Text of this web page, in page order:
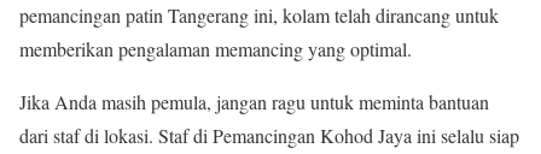
pemancingan patin Tangerang ini, kolam telah dirancang untuk
memberikan pengalaman memancing yang optimal.
Jika Anda masih pemula, jangan ragu untuk meminta bantuan
dari staf di lokasi. Staf di Pemancingan Kohod Jaya ini selalu siap